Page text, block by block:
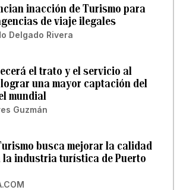
inacción de Turismo para
de viaje ilegales
Delgado Rivera
el trato y el servicio al
una mayor captación del
mundial
Guzmán
busca mejorar la calidad
la industria turística de Puerto